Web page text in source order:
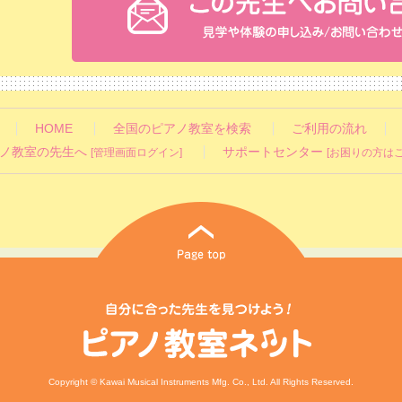
HOME 全国のピアノ教室を検索
ご利用の流れ
教室の先生へ [管理画面ログイン] サポートセンター [お困りの方は
Copyright © Kawai Musical Instruments Mfg. Co., Ltd. All Rights Reserved.